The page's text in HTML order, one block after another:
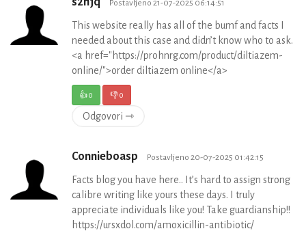
Postavljeno 21-07-2025 06:14:51
This website really has all of the bumf and facts I
needed about this case and didn’t know who to ask.
<a href="https://prohnrg.com/product/diltiazem-
online/">order diltiazem online</a>
👍0 👎0
Odgovori ⇾
Connieboasp Postavljeno 20-07-2025 01:42:15
Facts blog you have here.. It’s hard to assign strong
calibre writing like yours these days. I truly
appreciate individuals like you! Take guardianship!!
https://ursxdol.com/amoxicillin-antibiotic/